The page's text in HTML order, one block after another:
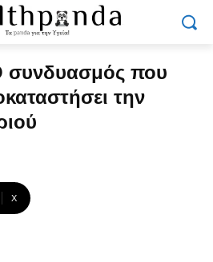
συνδυασμός που
την
X